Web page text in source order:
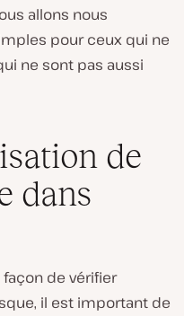
allons nous
pour ceux qui ne
ne sont pas aussi
de
dans
de vérifier
il est important de